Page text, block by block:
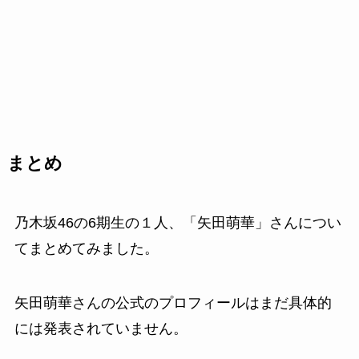
まとめ
乃木坂46の6期生の１人、「矢田萌華」さんについ
てまとめてみました。
矢田萌華さんの公式のプロフィールはまだ具体的
には発表されていません。